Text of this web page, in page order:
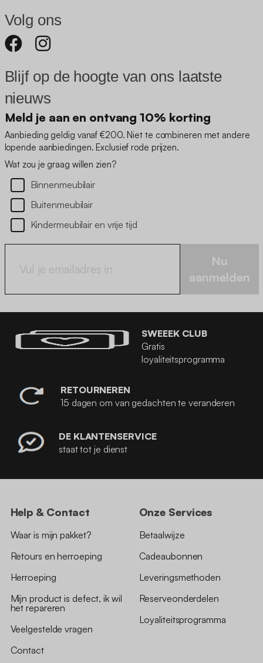
Volg ons
Blijf op de hoogte van ons laatste
nieuws
Meld je aan en ontvang 10% korting
Aanbieding geldig vanaf €200. Niet te combineren met andere
lopende aanbiedingen. Exclusief rode prijzen.
Wat zou je graag willen zien?
Binnenmeubilair
Buitenmeubilair
Kindermeubilair en vrije tijd
Nu
aanmelden
SWEEEK CLUB
Gratis
loyaliteitsprogramma
RETOURNEREN
15 dagen om van gedachten te veranderen
DE KLANTENSERVICE
staat tot je dienst
Help & Contact
Waar is mijn pakket?
Retours en herroeping
Herroeping
Mijn product is defect, ik wil
het repareren
Veelgestelde vragen
Contact
Onze Services
Betaalwijze
Cadeaubonnen
Leveringsmethoden
Reserveonderdelen
Loyaliteitsprogramma